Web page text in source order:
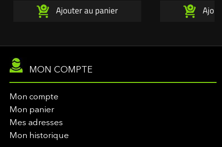
Ajouter au panier
MON COMPTE
Mon compte
Mon panier
Mes adresses
Mon historique